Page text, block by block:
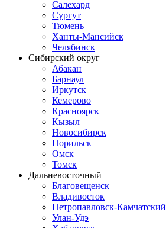
Салехард
Сургут
Тюмень
Ханты-Мансийск
Челябинск
Сибирский округ
Абакан
Барнаул
Иркутск
Кемерово
Красноярск
Кызыл
Новосибирск
Норильск
Омск
Томск
Дальневосточный
Благовещенск
Владивосток
Петропавловск-Камчатский
Улан-Удэ